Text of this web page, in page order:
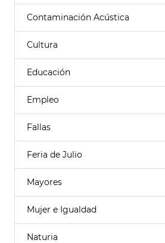
Contaminación Acústica
Cultura
Educación
Empleo
Fallas
Feria de Julio
Mayores
Mujer e Igualdad
Naturia